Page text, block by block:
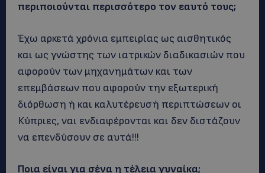
περιποιούνται περισσότερο τον εαυτό τους;
Έχω αρκετά χρόνια εμπειρίας ως αισθητικός
και ως γνώστης των ιατρικών διαδικασιών που
αφορούν των μηχανημάτων και των
επεμβάσεων που αφορούν την εξωτερική
διόρθωση ή και καλυτέρευσή περιπτώσεων οι
Κύπριες, ναι ενδιαφέρονται και δεν διστάζουν
να επενδύσουν σε αυτά!!!
Ποια είναι για σένα η τέλεια γυναίκα;